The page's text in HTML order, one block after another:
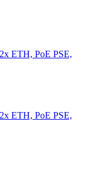
ETH, PoE PSE,
ETH, PoE PSE,